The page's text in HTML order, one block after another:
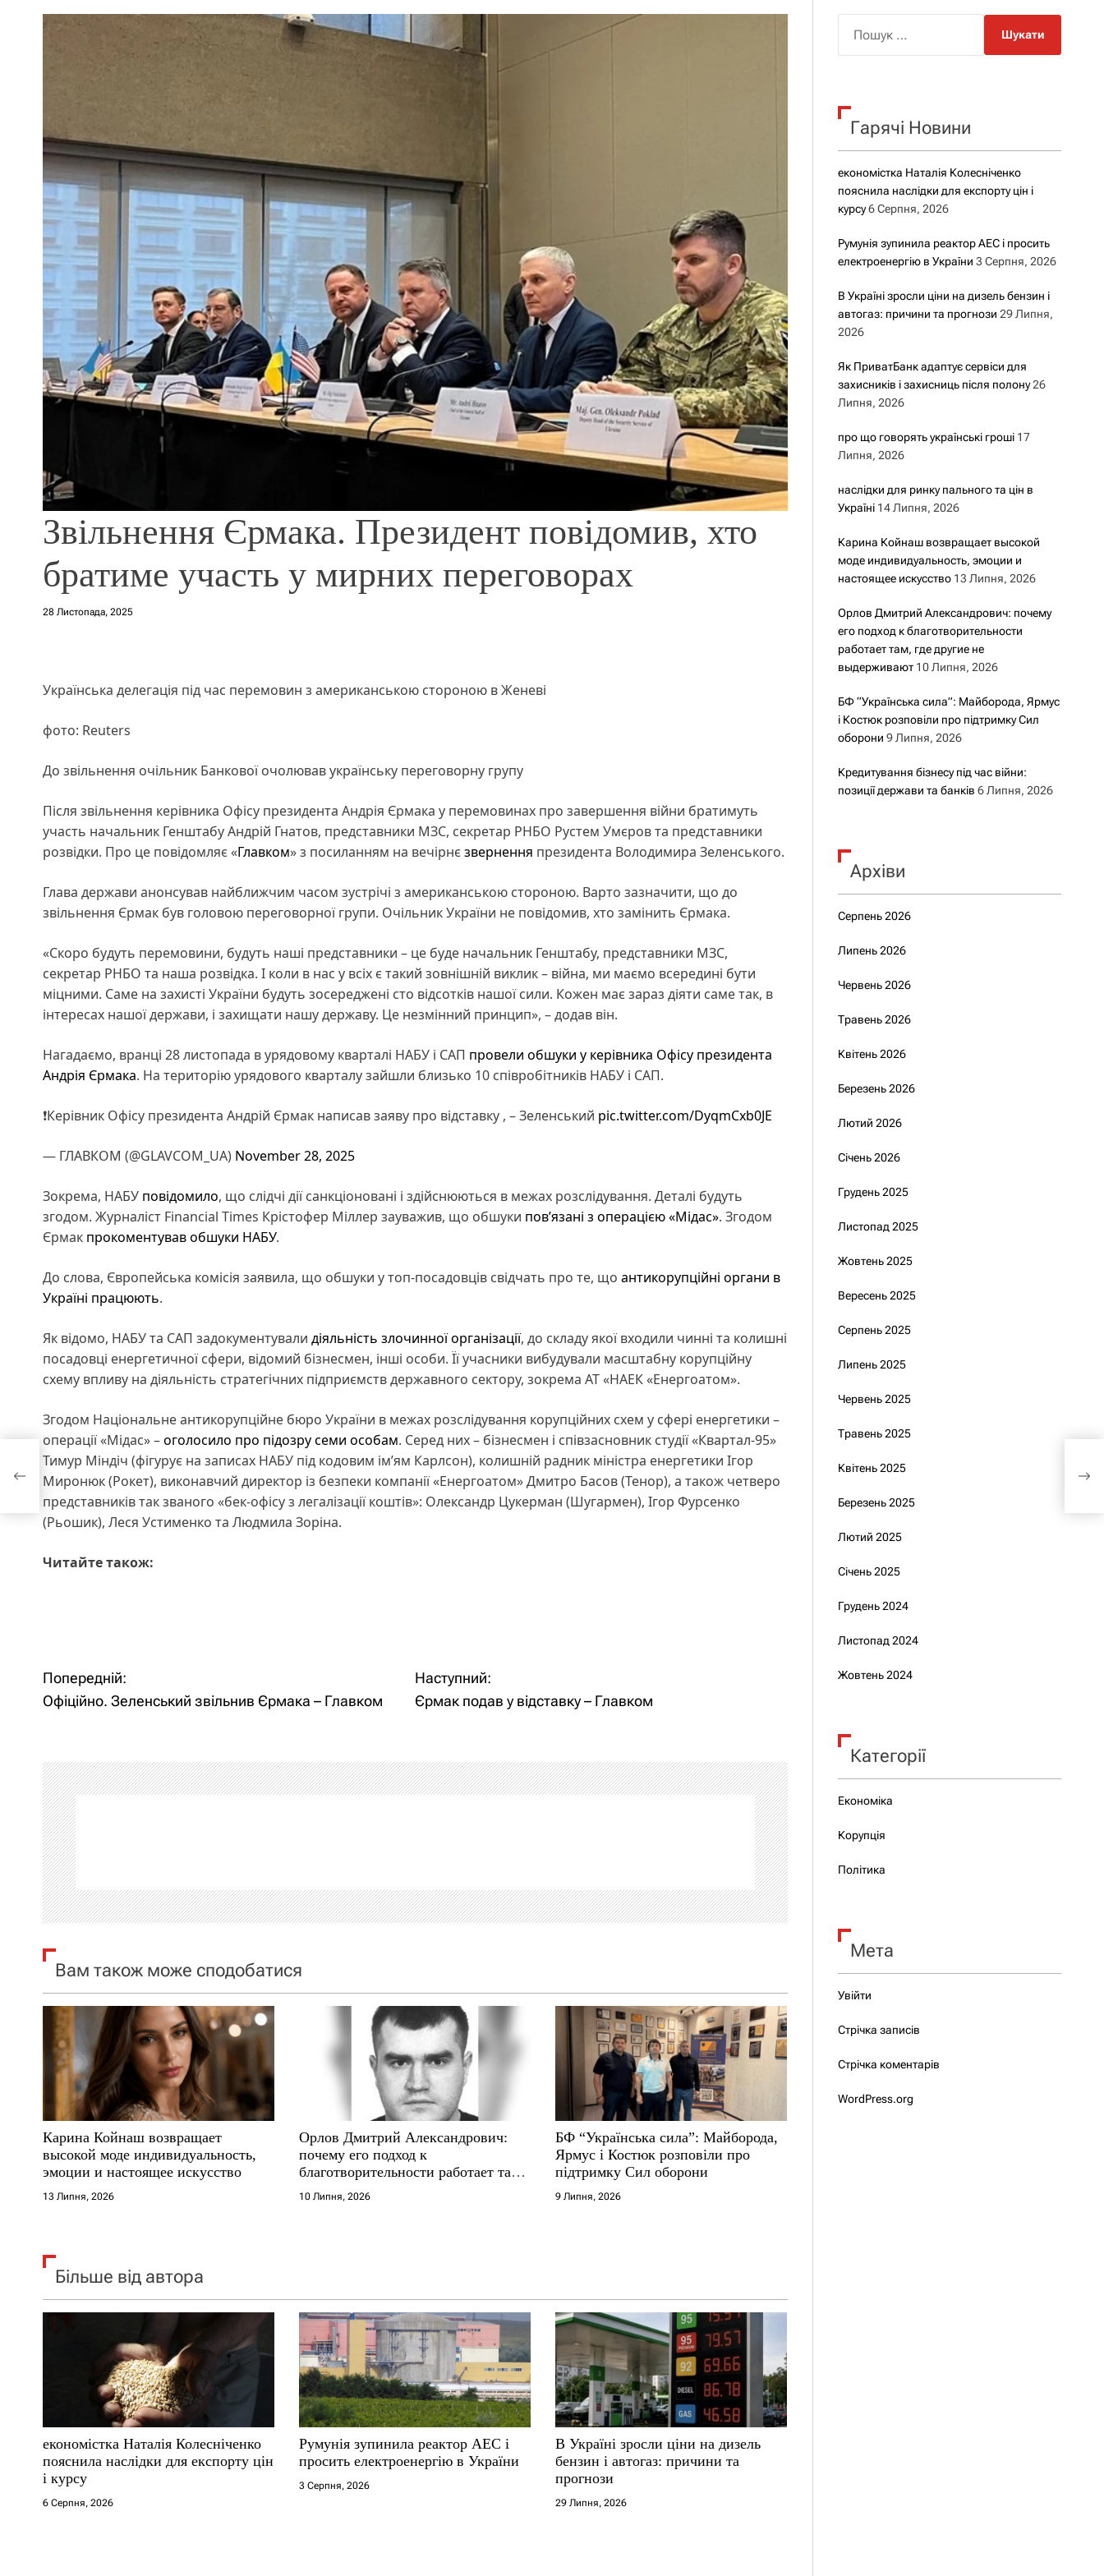
р
о
у
Звільнення Єрмака. Президент повідомив, хто
братиме участь у мирних переговорах
28 Листопада, 2025
Українська делегація під час перемовин з американською стороною в Женеві
фото: Reuters
До звільнення очільник Банкової очолював українську переговорну групу
Після звільнення керівника Офісу президента Андрія Єрмака у перемовинах про завершення війни братимуть
участь начальник Генштабу Андрій Гнатов, представники МЗС, секретар РНБО Рустем Умєров та представники
розвідки. Про це повідомляє «Главком» з посиланням на вечірнєзвернення президента Володимира Зеленського.
Глава держави анонсував найближчим часом зустрічі з американською стороною. Варто зазначити, що до
звільнення Єрмак був головою переговорної групи. Очільник України не повідомив, хто замінить Єрмака.
«Скоро будуть перемовини, будуть наші представники – це буде начальник Генштабу, представники МЗС,
секретар РНБО та наша розвідка. І коли в нас у всіх є такий зовнішній виклик – війна, ми маємо всередині бути
міцними. Саме на захисті України будуть зосереджені сто відсотків нашої сили. Кожен має зараз діяти саме так, в
інтересах нашої держави, і захищати нашу державу. Це незмінний принцип», – додав він.
Нагадаємо, вранці 28 листопада в урядовому кварталі НАБУ і САП провели обшуки у керівника Офісу президента
Андрія Єрмака. На територію урядового кварталу зайшли близько 10 співробітників НАБУ і САП.
❗️Керівник Офісу президента Андрій Єрмак написав заяву про відставку , – Зеленський pic.twitter.com/DyqmCxb0JE
— ГЛАВКОМ (@GLAVCOM_UA) November 28, 2025
Зокрема, НАБУ повідомило, що слідчі дії санкціоновані і здійснюються в межах розслідування. Деталі будуть
згодом. Журналіст Financial Times Крістофер Міллер зауважив, що обшуки пов’язані з операцією «Мідас». Згодом
Єрмак прокоментував обшуки НАБУ.
До слова, Європейська комісія заявила, що обшуки у топ-посадовців свідчать про те, що антикорупційні органи в
Україні працюють.
Як відомо, НАБУ та САП задокументували діяльність злочинної організації, до складу якої входили чинні та колишні
посадовці енергетичної сфери, відомий бізнесмен, інші особи. Її учасники вибудували масштабну корупційну
схему впливу на діяльність стратегічних підприємств державного сектору, зокрема АТ «НАЕК «Енергоатом».
Згодом Національне антикорупційне бюро України в межах розслідування корупційних схем у сфері енергетики –
операції «Мідас» –оголосило про підозру семи особам. Серед них – бізнесмен і співзасновник студії «Квартал-95»
Тимур Міндіч (фігурує на записах НАБУ під кодовим ім’ям Карлсон), колишній радник міністра енергетики Ігор
Миронюк (Рокет), виконавчий директор із безпеки компанії «Енергоатом» Дмитро Басов (Тенор), а також четверо
представників так званого «бек-офісу з легалізації коштів»: Олександр Цукерман (Шугармен), Ігор Фурсенко
(Рьошик), Леся Устименко та Людмила Зоріна.
Читайте також:
Н
і
г
а
ц
і
я
з
с
і
Попередній:
Офіційно. Зеленський звільнив Єрмака – Главком
Наступний:
Єрмак подав у відставку – Главком
Вам також може сподобатися
Карина Койнаш возвращает
высокой моде индивидуальность,
эмоции и настоящее искусство
13 Липня, 2026
Орлов Дмитрий Александрович:
почему его подход к
благотворительности работает там,
где другие не выдерживают
10 Липня, 2026
БФ “Українська сила”: Майборода,
Ярмус і Костюк розповіли про
підтримку Сил оборони
9 Липня, 2026
Більше від автора
економістка Наталія Колесніченко
пояснила наслідки для експорту цін
і курсу
6 Серпня, 2026
Румунія зупинила реактор АЕС і
просить електроенергію в України
3 Серпня, 2026
В Україні зросли ціни на дизель
бензин і автогаз: причини та
прогнози
29 Липня, 2026
к
Гарячі Новини
економістка Наталія Колесніченко
пояснила наслідки для експорту цін і
курсу 6 Серпня, 2026
Румунія зупинила реактор АЕС і просить
електроенергію в України 3 Серпня, 2026
В Україні зросли ціни на дизель бензин і
автогаз: причини та прогнози 29 Липня,
2026
Як ПриватБанк адаптує сервіси для
захисників і захисниць після полону 26
Липня, 2026
про що говорять українські гроші 17
Липня, 2026
наслідки для ринку пального та цін в
Україні 14 Липня, 2026
Карина Койнаш возвращает высокой
моде индивидуальность, эмоции и
настоящее искусство 13 Липня, 2026
Орлов Дмитрий Александрович: почему
его подход к благотворительности
работает там, где другие не
выдерживают 10 Липня, 2026
БФ “Українська сила”: Майборода, Ярмус
і Костюк розповіли про підтримку Сил
оборони 9 Липня, 2026
Кредитування бізнесу під час війни:
позиції держави та банків 6 Липня, 2026
Архіви
Серпень 2026
Липень 2026
Червень 2026
Травень 2026
Квітень 2026
Березень 2026
Лютий 2026
Січень 2026
Грудень 2025
Листопад 2025
Жовтень 2025
Вересень 2025
Серпень 2025
Липень 2025
Червень 2025
Травень 2025
Квітень 2025
Березень 2025
Лютий 2025
Січень 2025
Грудень 2024
Листопад 2024
Жовтень 2024
Категорії
Економіка
Корупція
Політика
Мета
Увійти
Стрічка записів
Стрічка коментарів
WordPress.org